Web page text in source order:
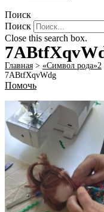
Поиск
Поиск
Close this search box.
Главная > «Символ рода»2
7ABtfXqvWdg
Помочь